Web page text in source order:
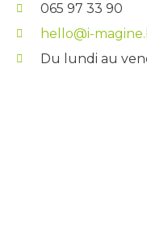
065 97 33 90
hello@i-
Du lundi au